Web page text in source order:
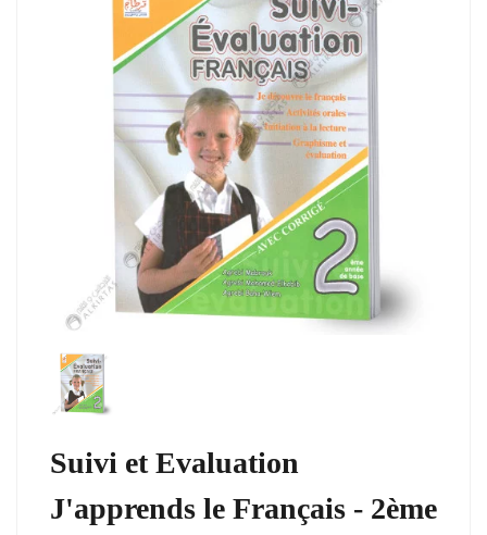
Suivi et Evaluation
J'apprends le Français - 2ème